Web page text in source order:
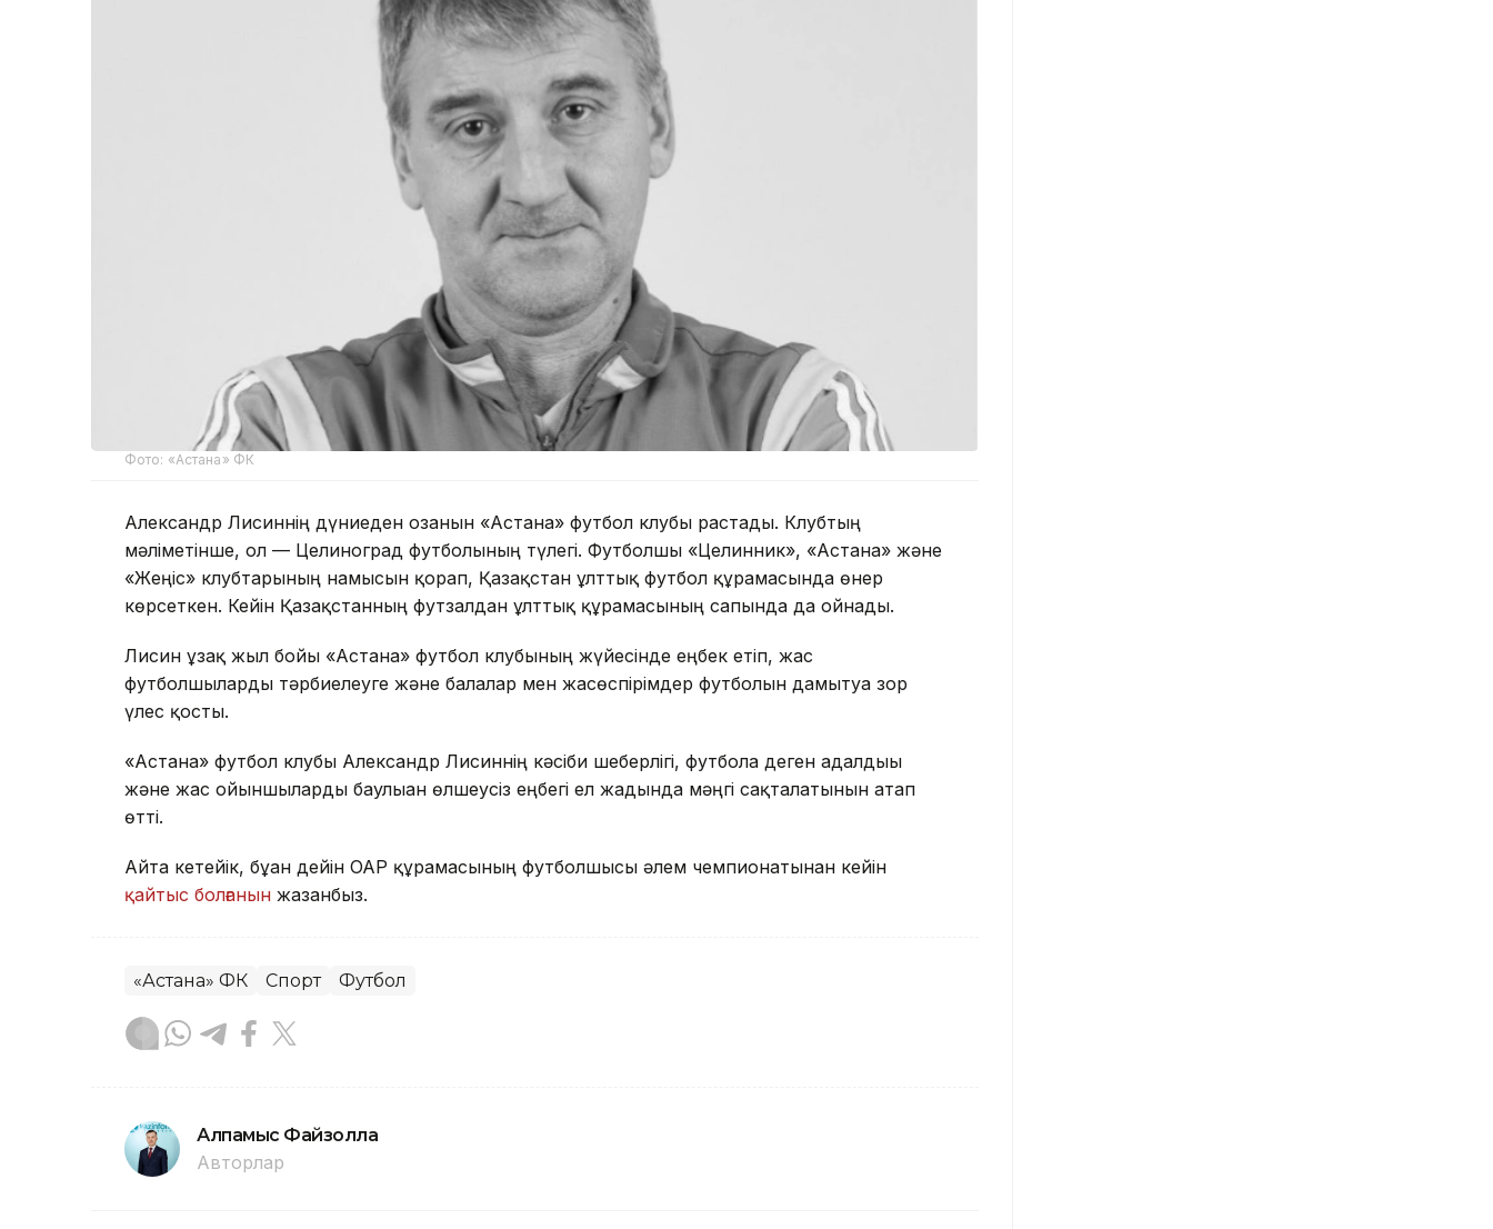
Фото: «Астана» ФК
Александр Лисиннің дүниеден озғанын «Астана» футбол клубы растады. Клубтың
мәліметінше, ол — Целиноград футболының түлегі. Футболшы «Целинник», «Астана» және
«Жеңіс» клубтарының намысын қорғап, Қазақстан ұлттық футбол құрамасында өнер
көрсеткен. Кейін Қазақстанның футзалдан ұлттық құрамасының сапында да ойнады.
Лисин ұзақ жыл бойы «Астана» футбол клубының жүйесінде еңбек етіп, жас
футболшыларды тәрбиелеуге және балалар мен жасөспірімдер футболын дамытуға зор
үлес қосты.
«Астана» футбол клубы Александр Лисиннің кәсіби шеберлігі, футболға деген адалдығы
және жас ойыншыларды баулыған өлшеусіз еңбегі ел жадында мәңгі сақталатынын атап
өтті.
Айта кетейік, бұған дейін ОАР құрамасының футболшысы әлем чемпионатынан кейін
қайтыс болғанын жазғанбыз.
«Астана» ФК Спорт Футбол
Алпамыс Файзолла
Авторлар